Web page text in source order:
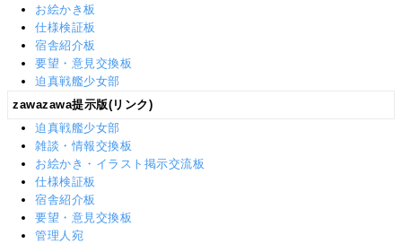
お絵かき板
仕様検証板
宿舎紹介板
要望・意見交換板
迫真戦艦少女部
zawazawa提示版(リンク)
迫真戦艦少女部
雑談・情報交換板
お絵かき・イラスト掲示交流板
仕様検証板
宿舎紹介板
要望・意見交換板
管理人宛